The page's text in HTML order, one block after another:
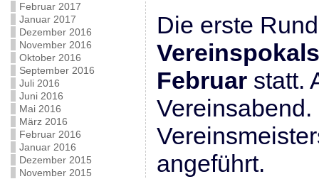
Februar 2017
Januar 2017
Dezember 2016
November 2016
Oktober 2016
September 2016
Juli 2016
Juni 2016
Mai 2016
März 2016
Februar 2016
Januar 2016
Dezember 2015
November 2015
Die erste
Februar statt.
angeführt.